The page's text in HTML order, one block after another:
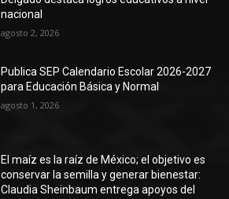
nacional
agosto 2, 2026
Publica SEP Calendario Escolar 2026-2027
para Educación Básica y Normal
agosto 1, 2026
El maíz es la raíz de México; el objetivo es
conservar la semilla y generar bienestar:
Claudia Sheinbaum entrega apoyos del